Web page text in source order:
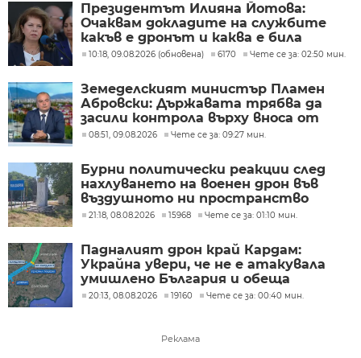
Президентът Илияна Йотова:
Очаквам докладите на службите
какъв е дронът и каква е била
неговата роля
10:18, 09.08.2026 (обновена) 6170 Чете се за: 02:50 мин.
Земеделският министър Пламен
Абровски: Държавата трябва да
засили контрола върху вноса от
трети страни
08:51, 09.08.2026 Чете се за: 09:27 мин.
Бурни политически реакции след
нахлуването на военен дрон във
въздушното ни пространство
(ОБЗОР)
21:18, 08.08.2026 15968 Чете се за: 01:10 мин.
Падналият дрон край Кардам:
Украйна увери, че не е атакувала
умишлено България и обеща
разследване
20:13, 08.08.2026 19160 Чете се за: 00:40 мин.
Реклама